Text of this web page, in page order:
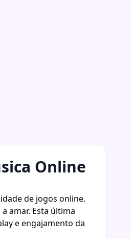
Online
de jogos online.
amar. Esta última
e engajamento da